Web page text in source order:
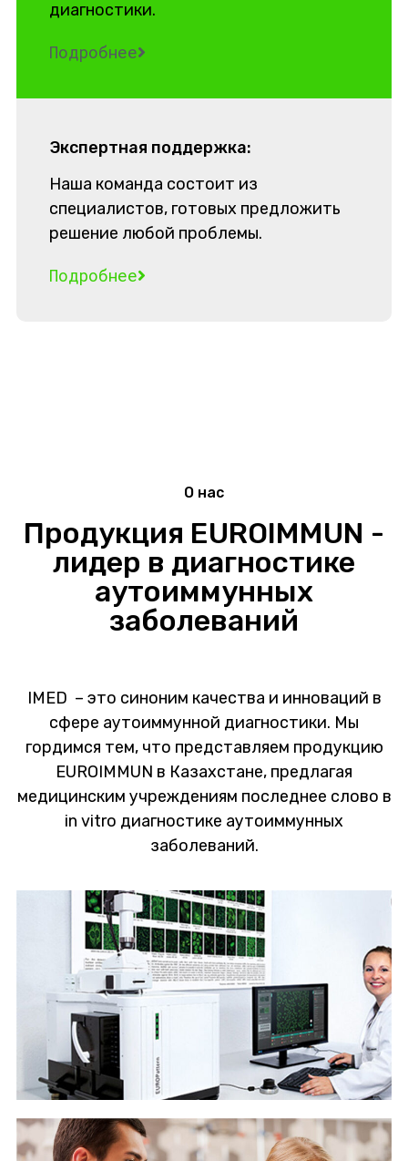
диагностики.
Подробнее
Экспертная поддержка:
Наша команда состоит из
специалистов, готовых предложить
решение любой проблемы.
Подробнее
О нас
Продукция EUROIMMUN -
лидер в диагностике
аутоиммунных
заболеваний
IMED – это синоним качества и инноваций в
сфере аутоиммунной диагностики. Мы
гордимся тем, что представляем продукцию
EUROIMMUN в Казахстане, предлагая
медицинским учреждениям последнее слово в
in vitro диагностике аутоиммунных
заболеваний.